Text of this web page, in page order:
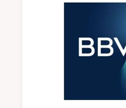
Contacto